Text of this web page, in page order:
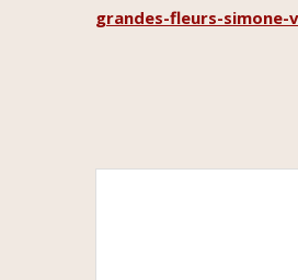
grandes-fleurs-simone-